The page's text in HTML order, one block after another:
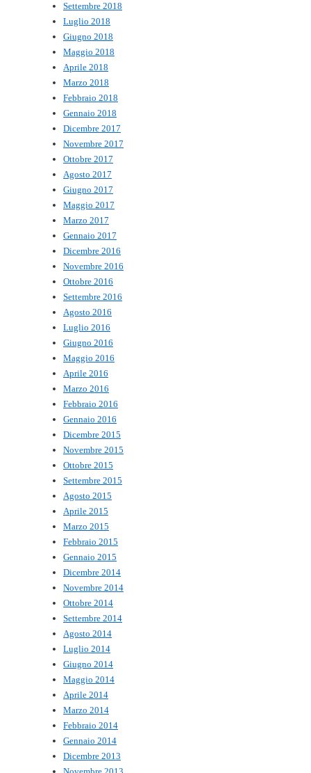
Settembre 2018
Luglio 2018
Giugno 2018
Maggio 2018
Aprile 2018
Marzo 2018
Febbraio 2018
Gennaio 2018
Dicembre 2017
Novembre 2017
Ottobre 2017
Agosto 2017
Giugno 2017
Maggio 2017
Marzo 2017
Gennaio 2017
Dicembre 2016
Novembre 2016
Ottobre 2016
Settembre 2016
Agosto 2016
Luglio 2016
Giugno 2016
Maggio 2016
Aprile 2016
Marzo 2016
Febbraio 2016
Gennaio 2016
Dicembre 2015
Novembre 2015
Ottobre 2015
Settembre 2015
Agosto 2015
Aprile 2015
Marzo 2015
Febbraio 2015
Gennaio 2015
Dicembre 2014
Novembre 2014
Ottobre 2014
Settembre 2014
Agosto 2014
Luglio 2014
Giugno 2014
Maggio 2014
Aprile 2014
Marzo 2014
Febbraio 2014
Gennaio 2014
Dicembre 2013